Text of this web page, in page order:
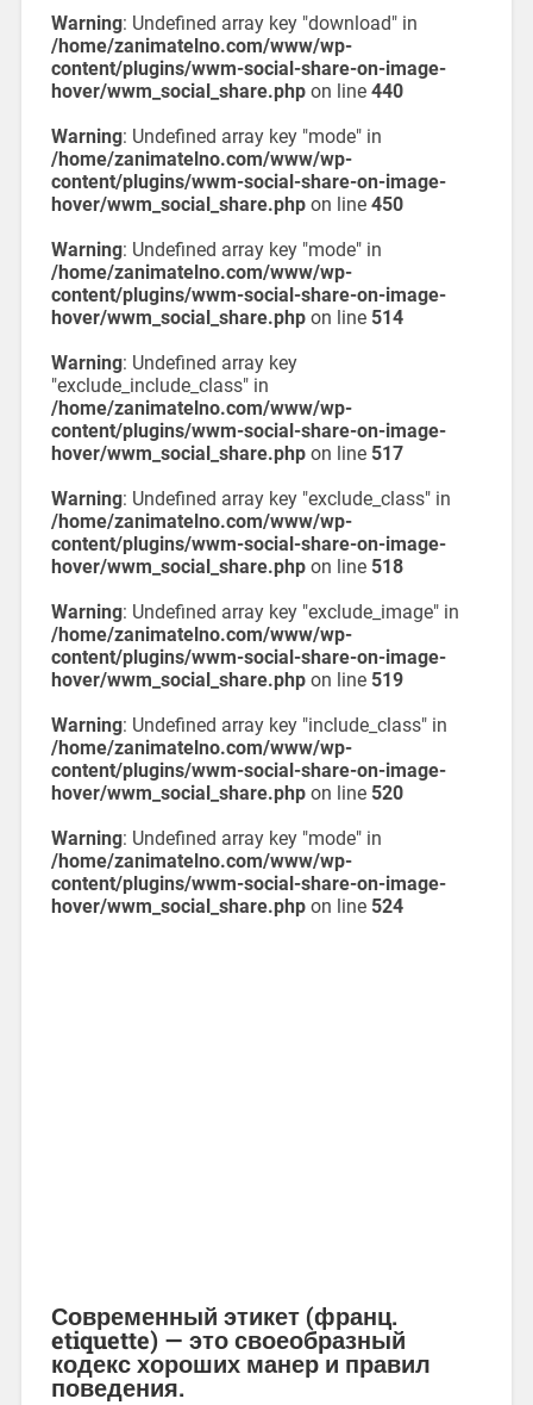
Warning: Undefined array key "download" in
/home/zanimatelno.com/www/wp-
content/plugins/wwm-social-share-on-image-
hover/wwm_social_share.phpon line 440
Warning: Undefined array key "mode" in
/home/zanimatelno.com/www/wp-
content/plugins/wwm-social-share-on-image-
hover/wwm_social_share.phpon line 450
Warning: Undefined array key "mode" in
/home/zanimatelno.com/www/wp-
content/plugins/wwm-social-share-on-image-
hover/wwm_social_share.phpon line 514
Warning: Undefined array key
"exclude_include_class" in
/home/zanimatelno.com/www/wp-
content/plugins/wwm-social-share-on-image-
hover/wwm_social_share.phpon line 517
Warning: Undefined array key "exclude_class" in
/home/zanimatelno.com/www/wp-
content/plugins/wwm-social-share-on-image-
hover/wwm_social_share.phpon line 518
Warning: Undefined array key "exclude_image" in
/home/zanimatelno.com/www/wp-
content/plugins/wwm-social-share-on-image-
hover/wwm_social_share.phpon line 519
Warning: Undefined array key "include_class" in
/home/zanimatelno.com/www/wp-
content/plugins/wwm-social-share-on-image-
hover/wwm_social_share.phpon line 520
Warning: Undefined array key "mode" in
/home/zanimatelno.com/www/wp-
content/plugins/wwm-social-share-on-image-
hover/wwm_social_share.phpon line 524
Современный этикет (франц.
etiquette) — это своеобразный
кодекс хороших манер и правил
поведения.